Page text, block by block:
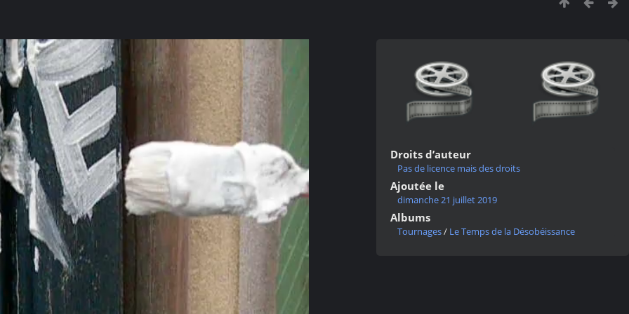
Droits d’auteur
Pas de licence mais des droits
Ajoutée le
dimanche 21 juillet 2019
Albums
Tournages/ Le Temps de la Désobéissance